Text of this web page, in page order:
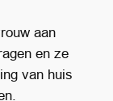
aan
en ze
van huis